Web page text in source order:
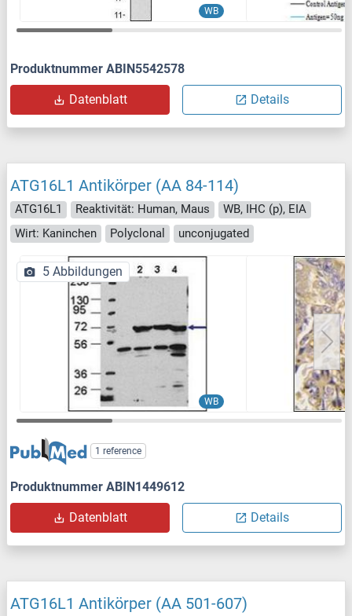
WB
Produktnummer ABIN5542578
Datenblatt Details
ATG16L1 Antikörper (AA 84-114)
ATG16L1 Reaktivität: Human, Maus
WB, IHC (p), EIA
Wirt: Kaninchen
Polyclonal unconjugated
WB
5 Abbildungen
1 reference
Produktnummer ABIN1449612
Datenblatt Details
ATG16L1 Antikörper (AA 501-607)